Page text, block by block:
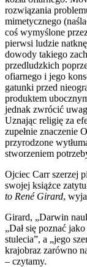
rozwiązania
mimetycznego
coś wymyślone
pierwsi ludzie
dowody takiego
przedludzkich
ofiarnego i jego
gatunki przed
produktem
jednak zwrócić
Uznając religię za
zupełnie znaczenie
przyrodzone
stworzeniem
Ojciec Carr szerzej
swojej książce
to René Girard,
Girard, „Darwin
„Dał się poznać
stulecia”, a „jego
krajobraz zarówno
– czytamy.